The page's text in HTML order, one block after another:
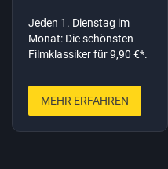
Jeden 1. Dienstag im
Monat: Die schönsten
Filmklassiker für 9,90 €*.
MEHR ERFAHREN